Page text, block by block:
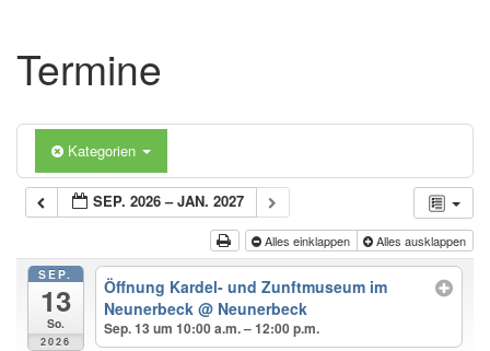
Termine
Kategorien
SEP. 2026 – JAN. 2027
Alles einklappen Alles ausklappen
SEP.
13
So.
2026
Öffnung Kardel- und Zunftmuseum im
Neunerbeck@ Neunerbeck
Sep. 13 um 10:00 a.m. – 12:00 p.m.